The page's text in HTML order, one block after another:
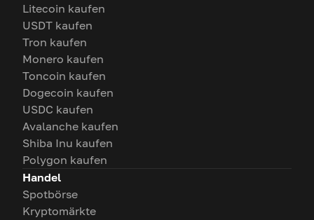
Litecoin kaufen
USDT kaufen
Tron kaufen
Monero kaufen
Toncoin kaufen
Dogecoin kaufen
USDC kaufen
Avalanche kaufen
Shiba Inu kaufen
Polygon kaufen
Handel
Spotbörse
Kryptomärkte